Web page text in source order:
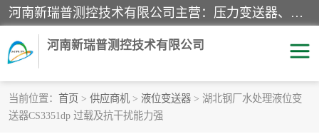
河南新瑞普测控技术有限公司主营：压力变送器、液位变送器、差压变送器、雷达料位计、电容物位计、温度显示控制仪表、电量变送器、流量计、工业自动化系统成套设备。
河南新瑞普测控技术有限公司
当前位置： 首页 > 供应商机 > 液位变送器 > 湖北钢厂水处理液位变
送器CS3351dp 过载及抗干扰能力强
霍尼韦尔压力变送器